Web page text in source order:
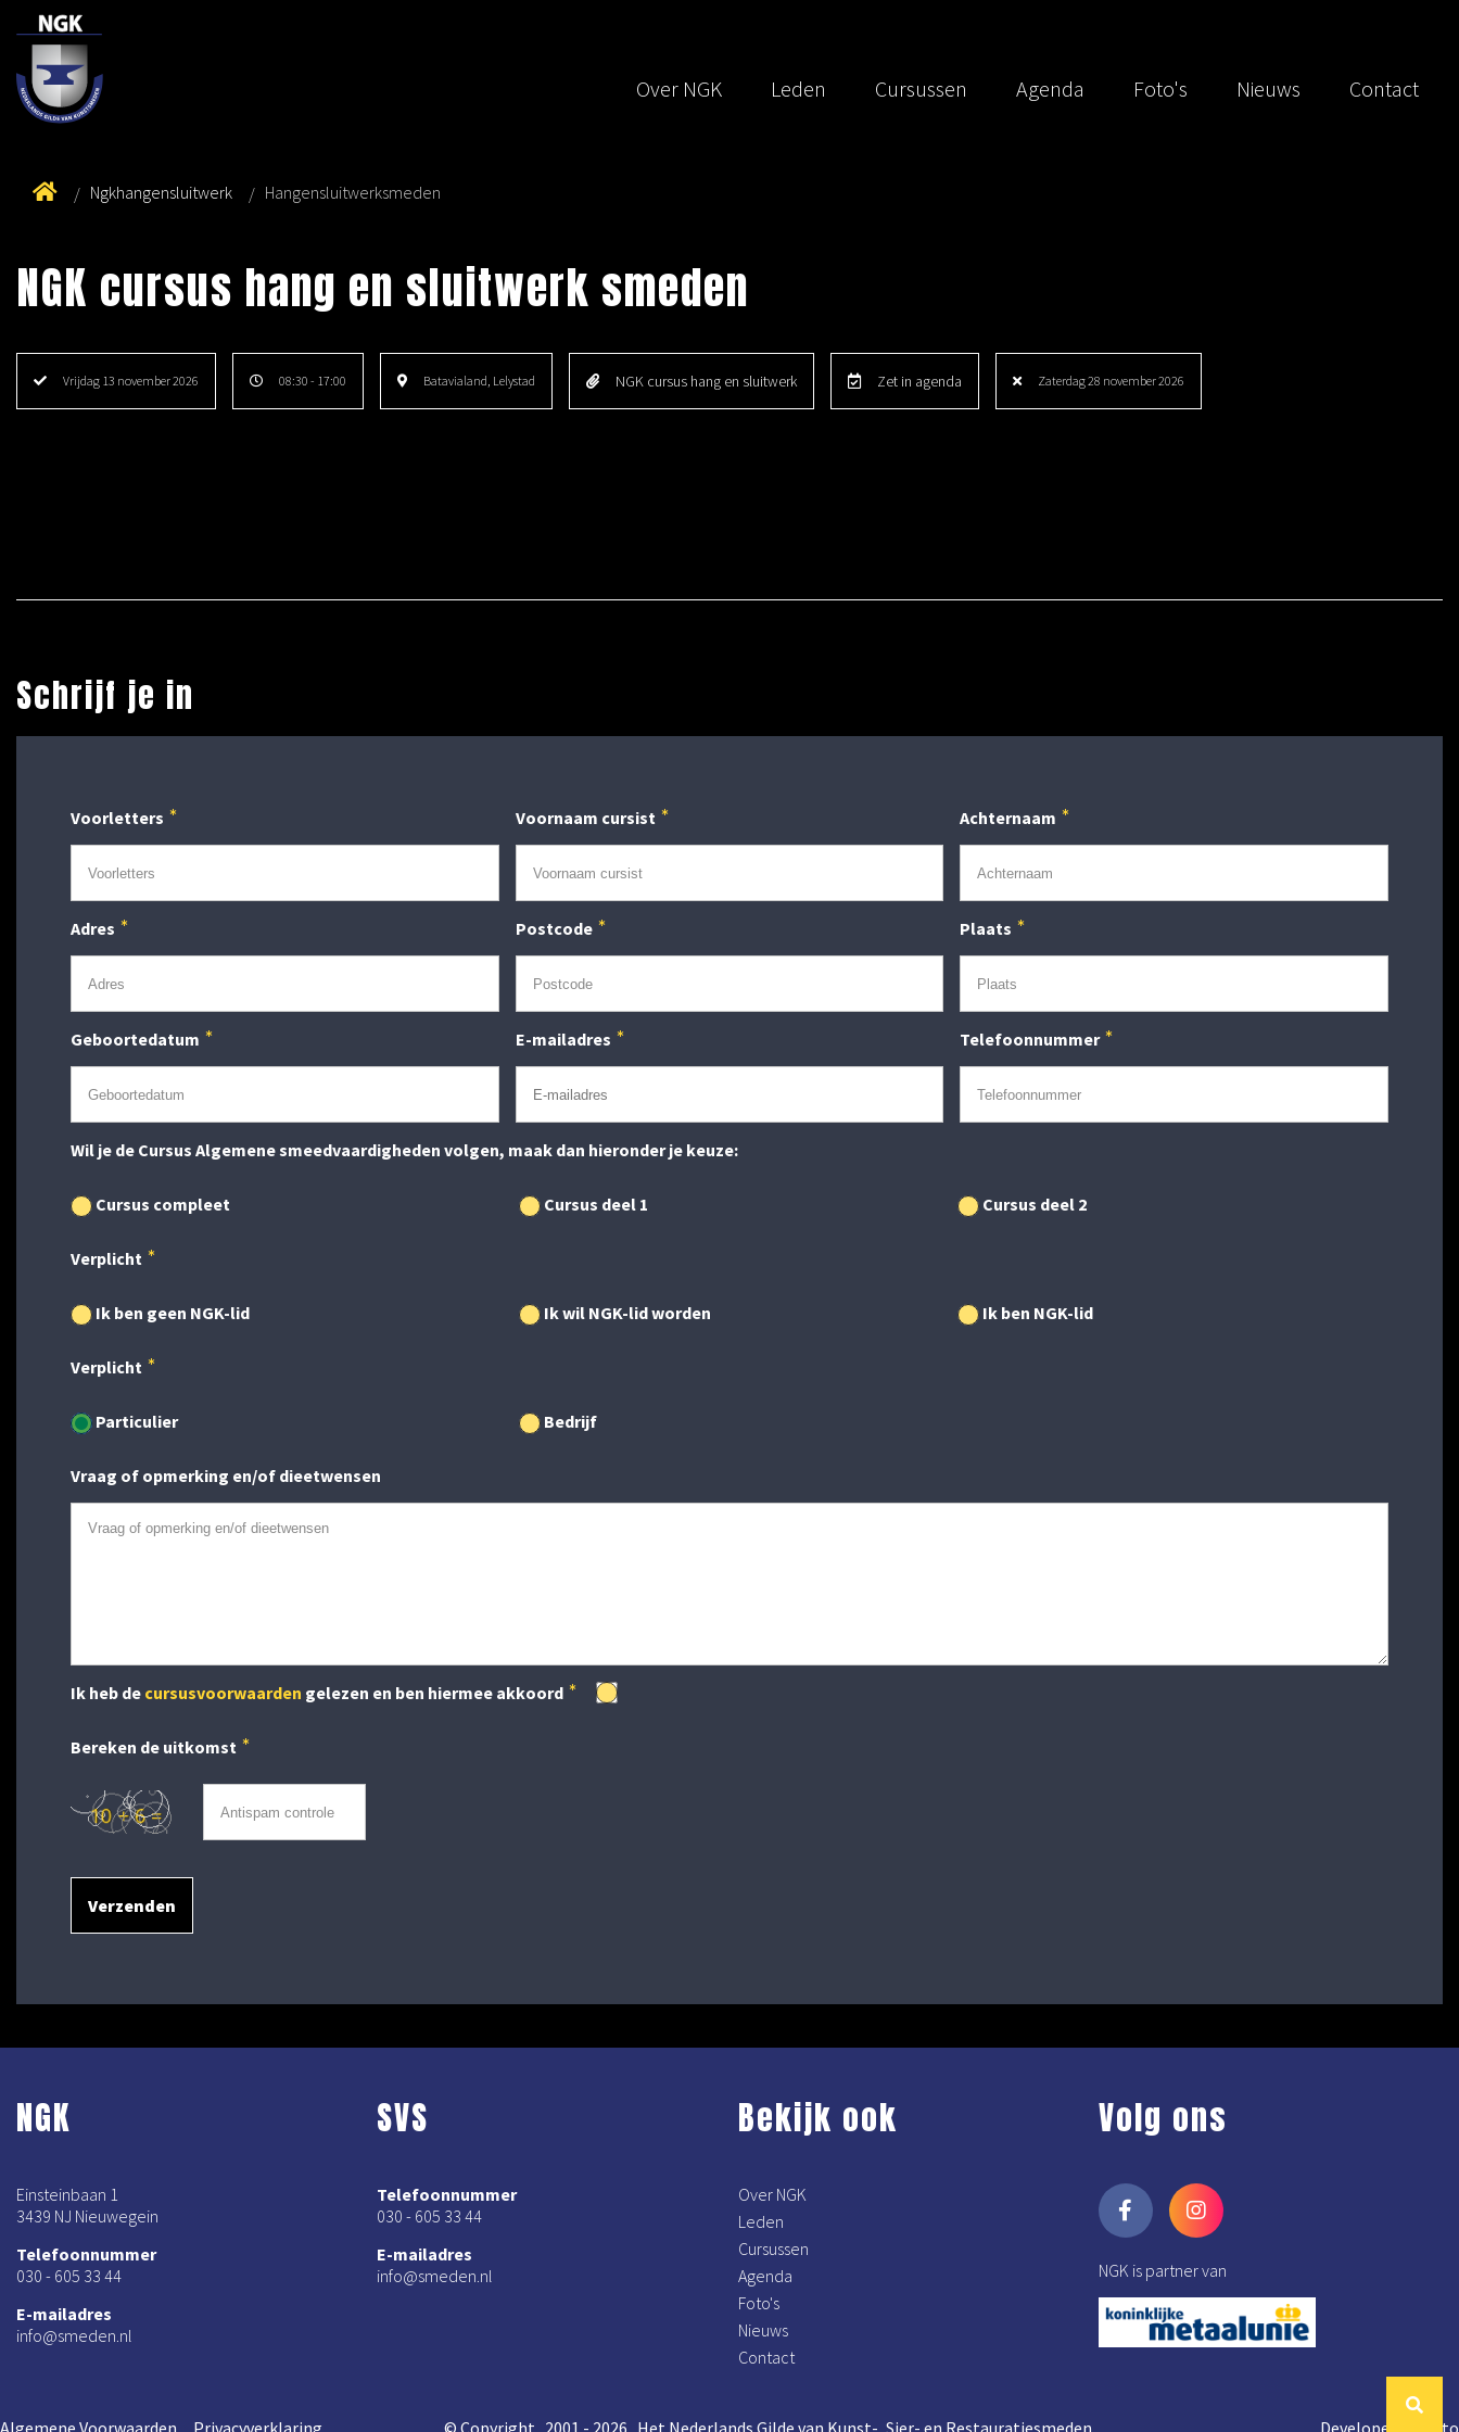
Over NGK Leden Cursussen Agenda Foto's Nieuws Contact
Ngkhangensluitwerk Hangensluitwerksmeden
NGK cursus hang en sluitwerk smeden
Vrijdag 13 november 2026 08:30 - 17:00 Batavialand, Lelystad NGK cursus hang en sluitwerk Zet in agenda Zaterdag 28 november 2026
Schrijf je in
Voorletters Voornaam cursist Achternaam
Adres Postcode Plaats
Geboortedatum E-mailadres Telefoonnummer
Wil je de Cursus Algemene smeedvaardigheden volgen, maak dan hieronder je keuze:
Cursus compleet Cursus deel 1 Cursus deel 2
Verplicht
Ik ben geen NGK-lid Ik wil NGK-lid worden Ik ben NGK-lid
Verplicht
Particulier Bedrijf
Vraag of opmerking en/of dieetwensen
Ik heb de cursusvoorwaarden gelezen en ben hiermee akkoord
Verzenden
Bereken de uitkomst
NGK
Einsteinbaan 1
3439 NJ Nieuwegein
Telefoonnummer
030 - 605 33 44
E-mailadres
info@smeden.nl
SVS
Telefoonnummer
030 - 605 33 44
E-mailadres
info@smeden.nl
Bekijk ook
Over NGK
Leden
Cursussen
Agenda
Foto's
Nieuws
Contact
Volg ons
NGK is partner van
Algemene Voorwaarden Privacyverklaring © Copyright 2001 - 2026 Het Nederlands Gilde van Kunst-, Sier- en Restauratiesmeden Developed by Reto